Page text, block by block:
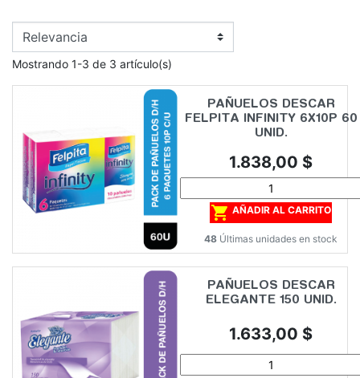
Mostrando 1-3 de 3 artículo(s)
PAÑUELOS DESCAR
FELPITA INFINITY 6X10P 60
UNID.
Precio
1.838,00 $
 AÑADIR AL CARRITO
48 Últimas unidades en stock
PAÑUELOS DESCAR
ELEGANTE 150 UNID.
Precio
1.633,00 $